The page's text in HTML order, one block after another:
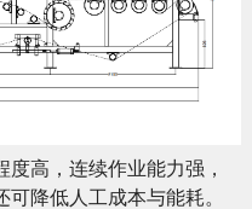
高，连续作业能力强，
降低人工成本与能耗。